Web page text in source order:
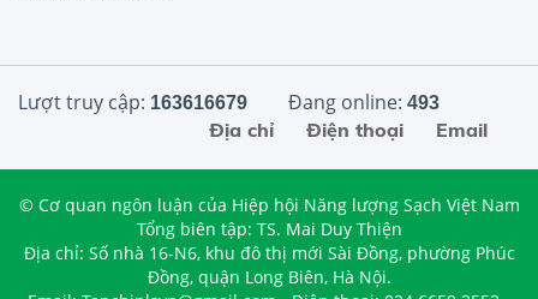
Lượt truy cập: 163616679 Đang online: 493
Email
Điện thoại
Địa chỉ
© Cơ quan ngôn luận của Hiệp hội Năng lượng Sạch Việt Nam
Tổng biên tập: TS. Mai Duy Thiện
Địa chỉ: Số nhà 16-N6, khu đô thị mới Sài Đồng, phường Phúc
Đồng, quận Long Biên, Hà Nội.